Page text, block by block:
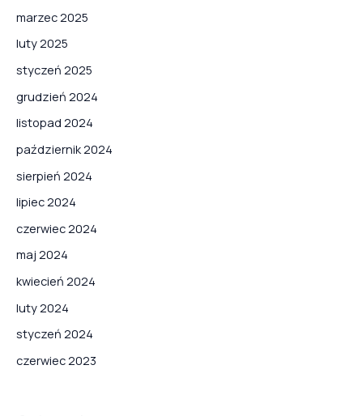
marzec 2025
luty 2025
styczeń 2025
grudzień 2024
listopad 2024
październik 2024
sierpień 2024
lipiec 2024
czerwiec 2024
maj 2024
kwiecień 2024
luty 2024
styczeń 2024
czerwiec 2023